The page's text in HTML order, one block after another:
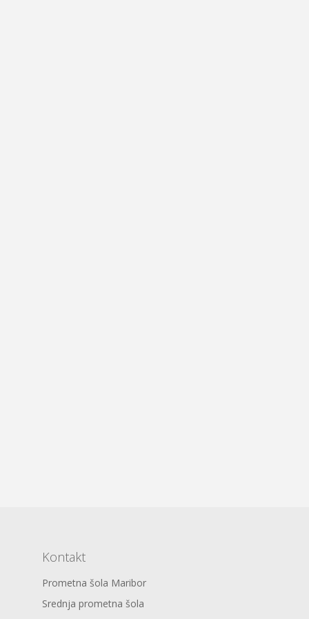
Kontakt
Prometna šola Maribor
Srednja prometna šola